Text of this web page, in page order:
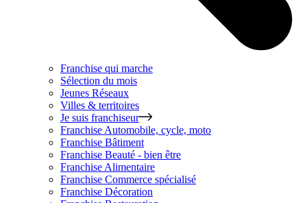
Franchise qui marche
Sélection du mois
Jeunes Réseaux
Villes & territoires
Je suis franchiseur
Franchise Automobile, cycle, moto
Franchise Bâtiment
Franchise Beauté - bien être
Franchise Alimentaire
Franchise Commerce spécialisé
Franchise Décoration